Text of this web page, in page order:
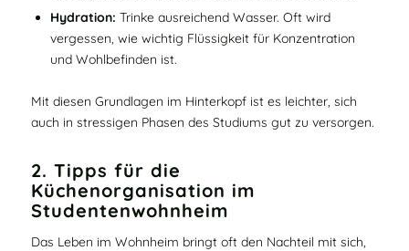
Hydration: Trinke ausreichend Wasser. Oft wird
vergessen, wie wichtig Flüssigkeit für Konzentration
und Wohlbefinden ist.
Mit diesen Grundlagen im Hinterkopf ist es leichter, sich
auch in stressigen Phasen des Studiums gut zu versorgen.
2. Tipps für die
Küchenorganisation im
Studentenwohnheim
Das Leben im Wohnheim bringt oft den Nachteil mit sich,